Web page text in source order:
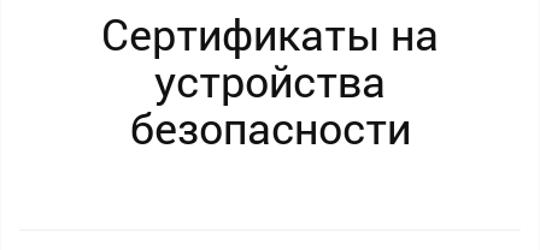
Сертификаты на
устройства
безопасности